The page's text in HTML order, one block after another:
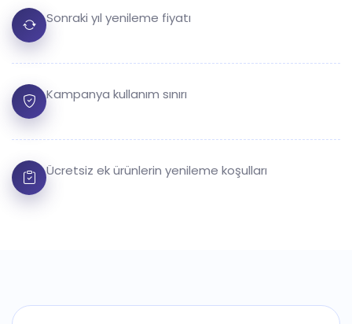
Sonraki yıl yenileme fiyatı
Kampanya kullanım sınırı
Ücretsiz ek ürünlerin yenileme koşulları